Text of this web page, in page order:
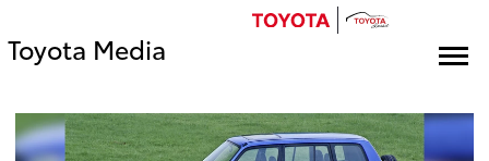
Toyota Media